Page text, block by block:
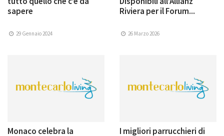
sapere
29 Gennaio 2024
Riviera per il Forum...
26 Marzo 2026
Monaco celebra la
I migliori parrucchieri di